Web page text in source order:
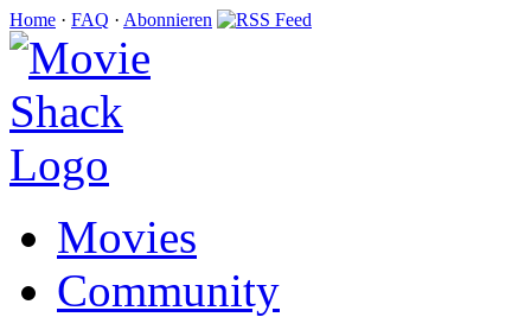
Home · FAQ · Abonnieren
Movies
Community